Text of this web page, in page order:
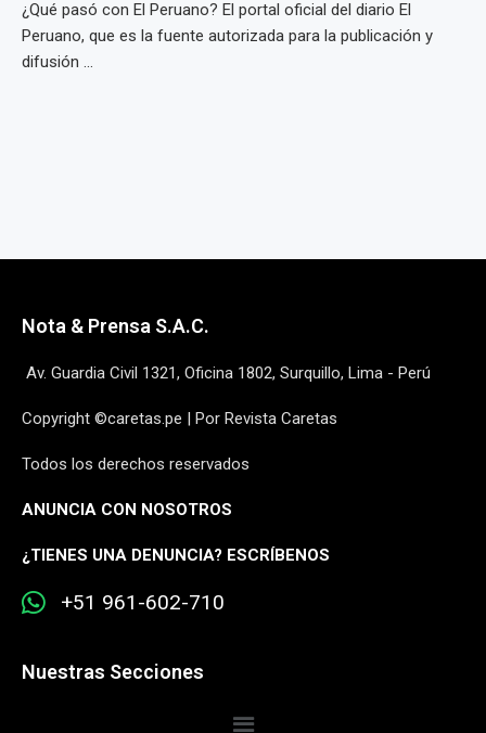
¿Qué pasó con El Peruano? El portal oficial del diario El
Peruano, que es la fuente autorizada para la publicación y
difusión ...
Nota & Prensa S.A.C.
Av. Guardia Civil 1321, Oficina 1802, Surquillo, Lima - Perú
Copyright ©caretas.pe | Por Revista Caretas
Todos los derechos reservados
ANUNCIA CON NOSOTROS
¿TIENES UNA DENUNCIA? ESCRÍBENOS
+51 961-602-710
Nuestras Secciones